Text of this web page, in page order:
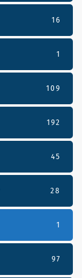
16
1
109
192
45
28
1
97